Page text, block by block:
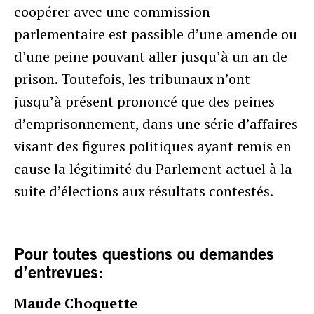
coopérer avec une commission
parlementaire est passible d’une amende ou
d’une peine pouvant aller jusqu’à un an de
prison. Toutefois, les tribunaux n’ont
jusqu’à présent prononcé que des peines
d’emprisonnement, dans une série d’affaires
visant des figures politiques ayant remis en
cause la légitimité du Parlement actuel à la
suite d’élections aux résultats contestés.
Pour toutes questions ou demandes
d’entrevues:
Maude Choquette